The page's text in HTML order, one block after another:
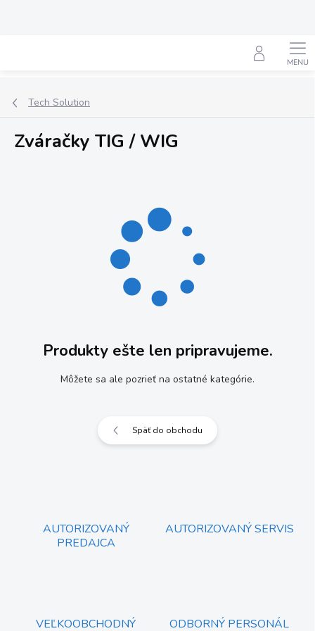
Hľadať
Tech Solution
Zváračky TIG / WIG
Produkty ešte len pripravujeme.
Môžete sa ale pozrieť na ostatné kategórie.
Späť do obchodu
AUTORIZOVANÝ
PREDAJCA
AUTORIZOVANÝ SERVIS
VEĽKOOBCHODNÝ
ODBORNÝ PERSONÁL